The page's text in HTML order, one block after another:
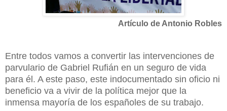
Artículo de Antonio Robles
Entre todos vamos a convertir las intervenciones de
parvulario de Gabriel Rufián en un seguro de vida
para él. A este paso, este indocumentado sin oficio ni
beneficio va a vivir de la política mejor que la
inmensa mayoría de los españoles de su trabajo.